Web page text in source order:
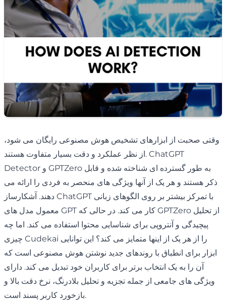
وقتی صحبت از ابزارهای تشخیص هوش مصنوعی رایگان می شود،
از نظر عملکرد و دقت بسیار متفاوت هستند. ChatGPT
Detector و GPTZero به طور گسترده ای شناخته شده و قابل
ذکر هستند و هر یک از آنها ویژگی های منحصر به فردی را ارائه می
دهند. آشکارساز ChatGPT با تمرکز بیشتر بر روی الگوهای زبانی
معمول مدل های GPT کار می کند. در حالی که GPTZero از تحلیل
پیچیدگی و آنتروپی برای شناسایی محتوا استفاده می کند. اما چه
چیزی Cudekai را از هر یک از اینها متمایز می کند؟ این توانایی
ابزار برای انطباق با روندهای جدید نوشتن هوش مصنوعی است که
آن را به یک انتخاب برتر برای کاربران خود تبدیل می کند. دارای
ویژگی های جامعی از جمله تجزیه و تحلیل بلادرنگ، نرخ دقت بالا و
بازخورد کاربر پسند است.